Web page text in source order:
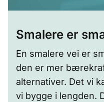
Smalere er
En smalere vei er
den er mer
alternativer. Det vi
vi bygge i lengden.